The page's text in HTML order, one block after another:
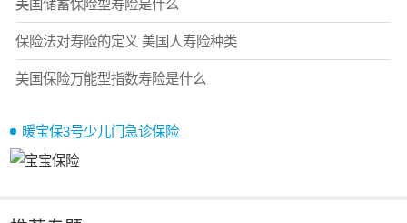
美国储蓄保险型寿险是什么
保险法对寿险的定义 美国人寿险种类
美国保险万能型指数寿险是什么
暖宝保3号少儿门急诊保险